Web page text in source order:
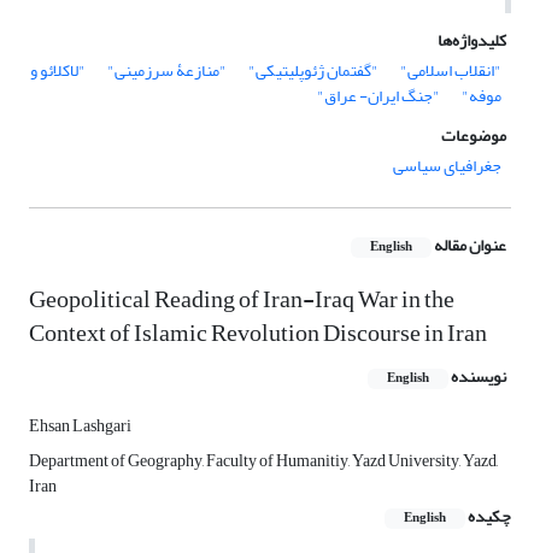
کلیدواژه‌ها
"انقلاب اسلامی"
"گفتمان ژئوپلیتیکی" "منازعۀ سرزمینی" "لاکلائو و
موفه"
"جنگ ایران- عراق"
موضوعات
جغرافیای سیاسی
عنوان مقاله English
Geopolitical Reading of Iran-Iraq War in the
Context of Islamic Revolution Discourse in Iran
نویسنده English
Ehsan Lashgari
Department of Geography, Faculty of Humanitiy, Yazd University, Yazd,
Iran
چکیده
English